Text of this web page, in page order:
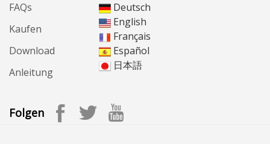
FAQs
Kaufen
Download
Anleitung
Deutsch
English
Français
Español
日本語
Folgen